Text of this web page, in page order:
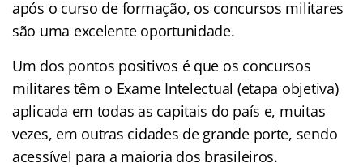
após o curso de formação, os concursos militares
são uma excelente oportunidade.
Um dos pontos positivos é que os concursos
militares têm o Exame Intelectual (etapa objetiva)
aplicada em todas as capitais do país e, muitas
vezes, em outras cidades de grande porte, sendo
acessível para a maioria dos brasileiros.